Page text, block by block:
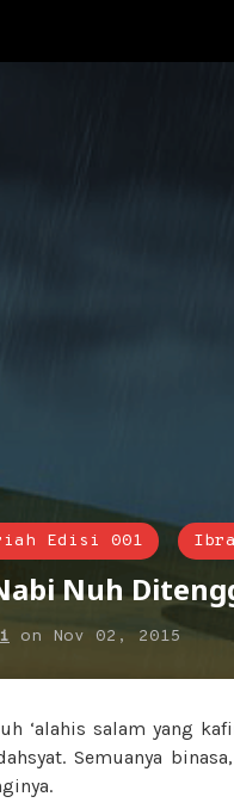
Edisi 001
Nuh
on Nov 02, 2015
‘alahis salam yang
Semuanya